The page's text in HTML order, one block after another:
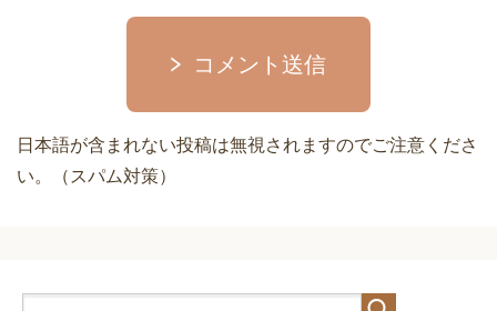
コメント送信
日本語が含まれない投稿は無視されますのでご注意くださ
い。（スパム対策）